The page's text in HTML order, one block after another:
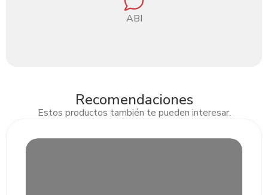
ABI
Recomendaciones
Estos productos también te pueden interesar.